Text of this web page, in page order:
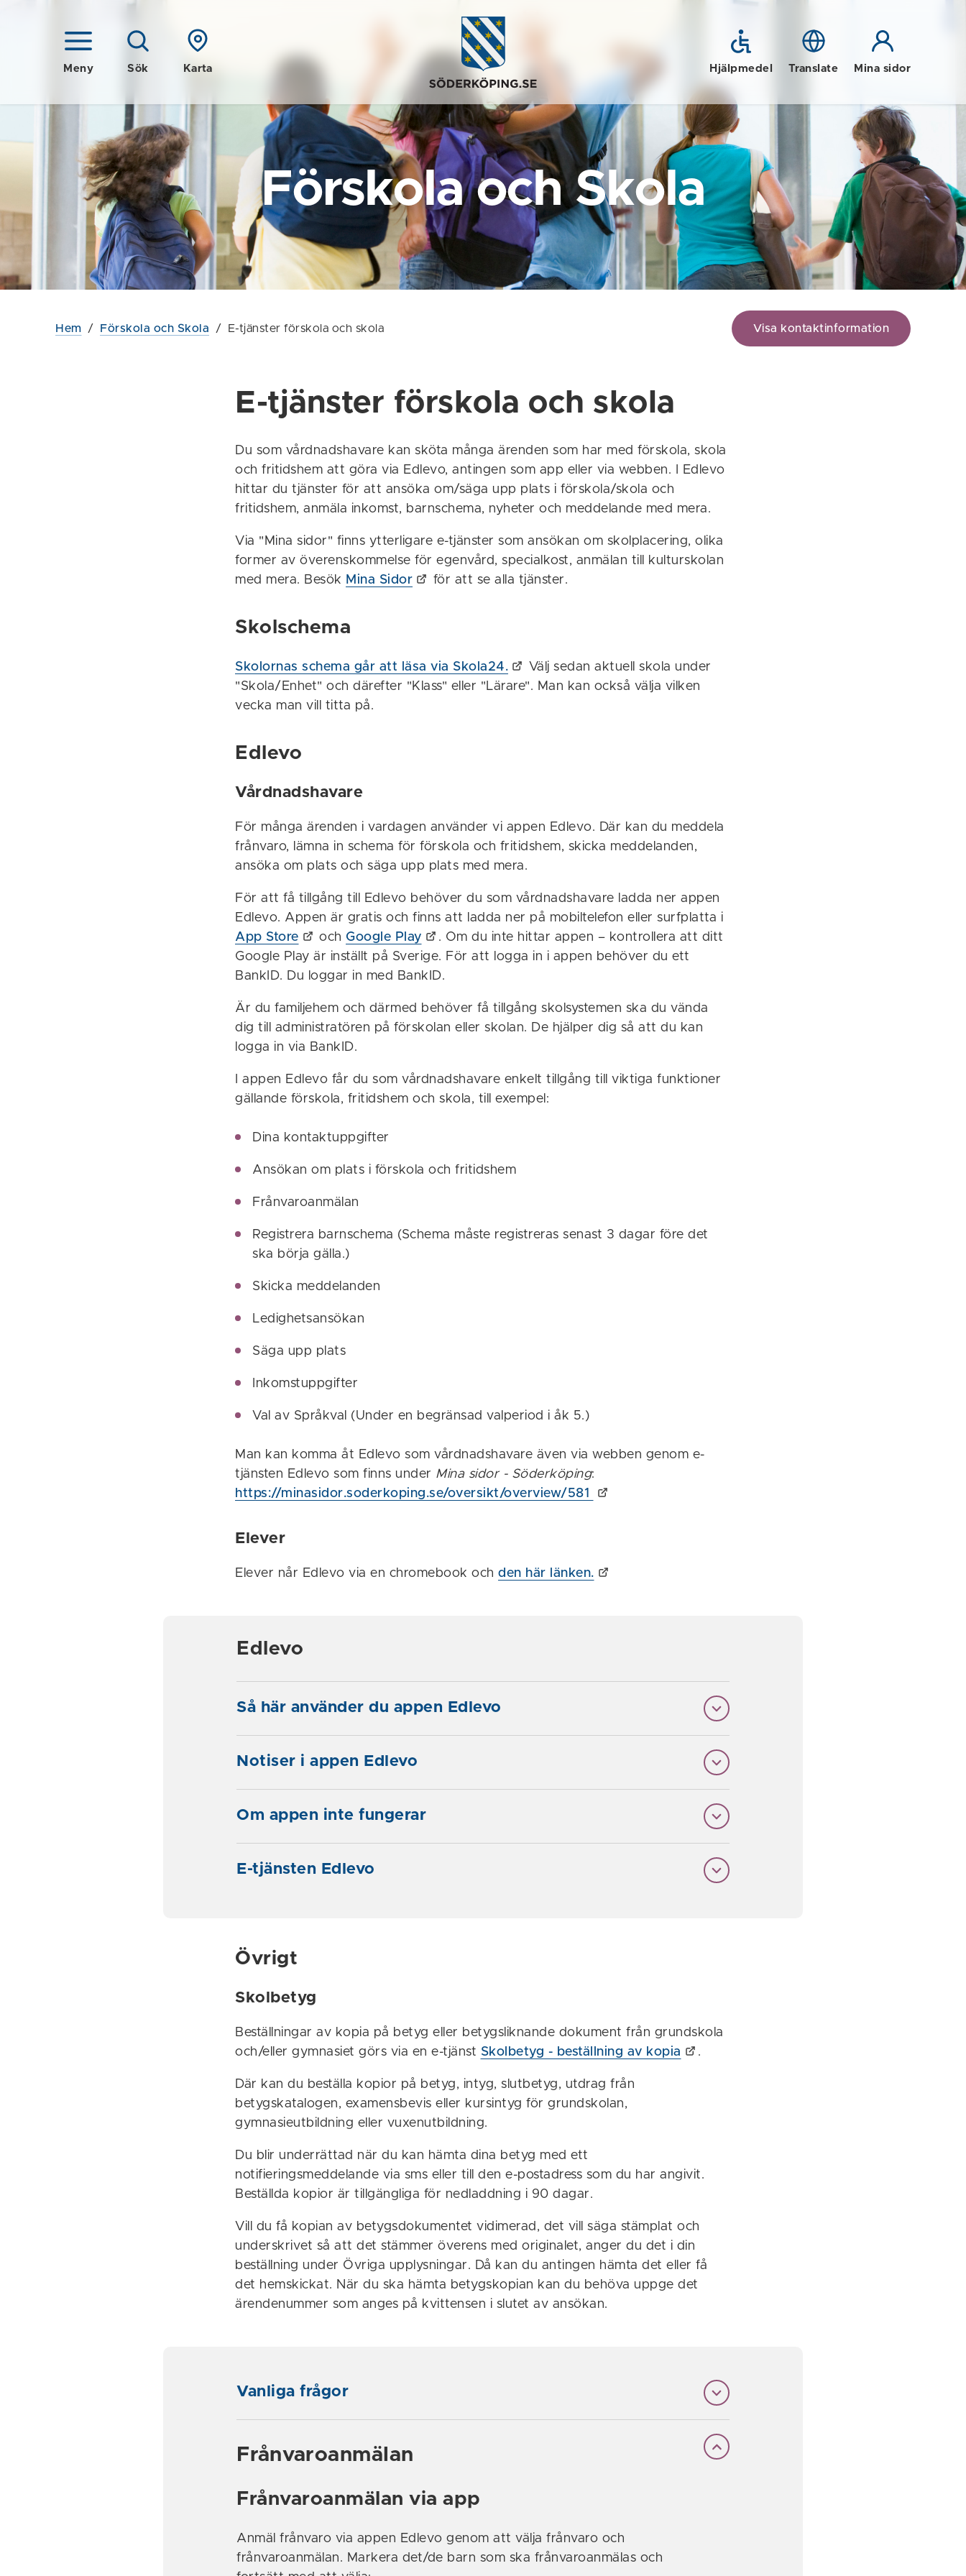
Meny Sök Karta Hjälpmedel Translate Mina sidor
Förskola och Skola
Hem / Förskola och Skola / E-tjänster förskola och skola Visa kontaktinformation
E-tjänster förskola och skola
Du som vårdnadshavare kan sköta många ärenden som har med förskola, skola
och fritidshem att göra via Edlevo, antingen som app eller via webben. I Edlevo
hittar du tjänster för att ansöka om/säga upp plats i förskola/skola och
fritidshem, anmäla inkomst, barnschema, nyheter och meddelande med mera.
Via "Mina sidor" finns ytterligare e-tjänster som ansökan om skolplacering, olika
former av överenskommelse för egenvård, specialkost, anmälan till kulturskolan
med mera. Besök Mina Sidor för att se alla tjänster.
Skolschema
Skolornas schema går att läsa via Skola24.
Välj sedan aktuell skola under
"Skola/Enhet" och därefter "Klass" eller "Lärare". Man kan också välja vilken
vecka man vill titta på.
Edlevo
Vårdnadshavare
För många ärenden i vardagen använder vi appen Edlevo. Där kan du meddela
frånvaro, lämna in schema för förskola och fritidshem, skicka meddelanden,
ansöka om plats och säga upp plats med mera.
För att få tillgång till Edlevo behöver du som vårdnadshavare ladda ner appen
Edlevo. Appen är gratis och finns att ladda ner på mobiltelefon eller surfplatta i
App Store
och Google Play
. Om du inte hittar appen – kontrollera att ditt
Google Play är inställt på Sverige. För att logga in i appen behöver du ett
BankID. Du loggar in med BankID.
Är du familjehem och därmed behöver få tillgång skolsystemen ska du vända
dig till administratören på förskolan eller skolan. De hjälper dig så att du kan
logga in via BankID.
I appen Edlevo får du som vårdnadshavare enkelt tillgång till viktiga funktioner
gällande förskola, fritidshem och skola, till exempel:
Dina kontaktuppgifter
Ansökan om plats i förskola och fritidshem
Frånvaroanmälan
Registrera barnschema (Schema måste registreras senast 3 dagar före det
ska börja gälla.)
Skicka meddelanden
Ledighetsansökan
Säga upp plats
Inkomstuppgifter
Val av Språkval (Under en begränsad valperiod i åk 5.)
Man kan komma åt Edlevo som vårdnadshavare även via webben genom e-
tjänsten Edlevo som finns under Mina sidor - Söderköping:
https://minasidor.soderkoping.se/oversikt/overview/581
Elever
Elever når Edlevo via en chromebook och den här länken.
Edlevo
Så här använder du appen Edlevo
Notiser i appen Edlevo
Om appen inte fungerar
E-tjänsten Edlevo
Övrigt
Skolbetyg
Beställningar av kopia på betyg eller betygsliknande dokument från grundskola
och/eller gymnasiet görs via en e-tjänst Skolbetyg - beställning av kopia .
Där kan du beställa kopior på betyg, intyg, slutbetyg, utdrag från
betygskatalogen, examensbevis eller kursintyg för grundskolan,
gymnasieutbildning eller vuxenutbildning.
Du blir underrättad när du kan hämta dina betyg med ett
notifieringsmeddelande via sms eller till den e-postadress som du har angivit.
Beställda kopior är tillgängliga för nedladdning i 90 dagar.
Vill du få kopian av betygsdokumentet vidimerad, det vill säga stämplat och
underskrivet så att det stämmer överens med originalet, anger du det i din
beställning under Övriga upplysningar. Då kan du antingen hämta det eller få
det hemskickat. När du ska hämta betygskopian kan du behöva uppge det
ärendenummer som anges på kvittensen i slutet av ansökan.
Vanliga frågor
Frånvaroanmälan
Frånvaroanmälan via app
Anmäl frånvaro via appen Edlevo genom att välja frånvaro och
frånvaroanmälan. Markera det/de barn som ska frånvaroanmälas och